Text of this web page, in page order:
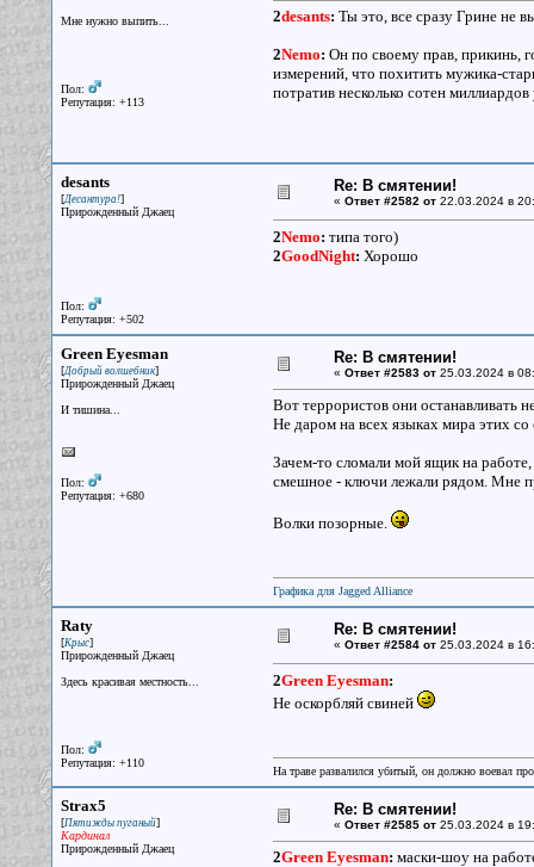
Мне нужно выпить...
Пол:
Репутация: +113
2desants: Ты это, все сразу Грине не
2Nemo: Он по своему прав, прикинь,
измерений, что похитить мужика-
потратив несколько сотен
desants
[Десантура!]
Прирожденный Джаец
Пол:
Репутация: +502
Re: В смятении!
« Ответ #2582 от22.03.2024 в
2Nemo: типа того)
2GoodNight: Хорошо
Green Eyesman
[Добрый волшебник]
Прирожденный Джаец
И тишина...
Пол:
Репутация: +680
Re: В смятении!
« Ответ #2583 от25.03.2024 в
Вот террористов они останавливать
Не даром на всех языках мира этих
Зачем-то сломали мой ящик на
смешное - ключи лежали рядом. Мне
Волки позорные.
Графика для Jagged Alliance
Raty
[Крыс]
Прирожденный Джаец
Здесь красивая местность...
Пол:
Репутация: +110
Re: В смятении!
« Ответ #2584 от25.03.2024 в
2Green Eyesman:
Не оскорбляй свиней
На траве развалился убитый, он должно воевал
Strax5
[Пятижды пуганый]
Кардинал
Прирожденный Джаец
Re: В смятении!
« Ответ #2585 от25.03.2024 в
2Green Eyesman: маски-шоу на